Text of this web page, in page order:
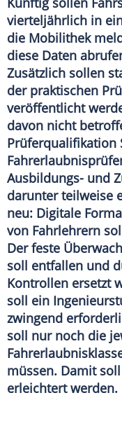
vierteljährlich in
die Mobilithek
diese Daten
Zusätzlich sollen
der praktischen
veröffentlicht
davon nicht
Prüferqualifikation
Ausbildungs- und
darunter teilweise
neu: Digitale
von Fahrlehrern
Der feste
soll entfallen und
Kontrollen ersetzt
soll ein
zwingend
soll nur noch die
müssen. Damit
erleichtert werden.